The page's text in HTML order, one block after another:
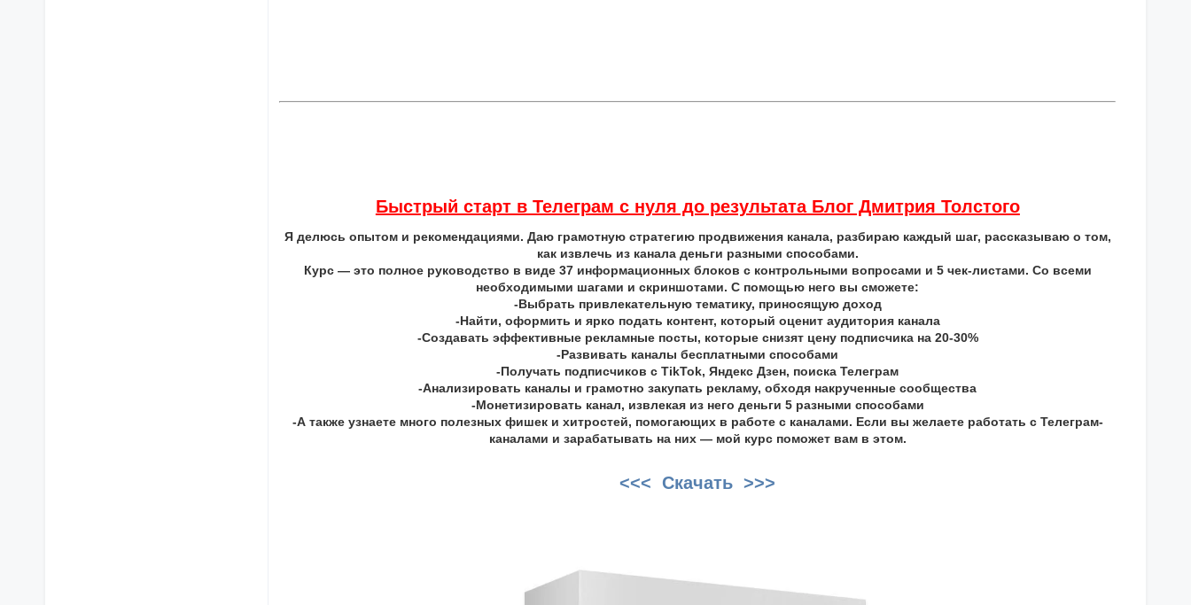
Быстрый старт в Телеграм с нуля до результата Блог Дмитрия Толстого
Я делюсь опытом и рекомендациями. Даю грамотную стратегию продвижения канала, разбираю каждый шаг, рассказываю о том,
как извлечь из канала деньги разными способами.
Курс — это полное руководство в виде 37 информационных блоков с контрольными вопросами и 5 чек-листами. Со всеми
необходимыми шагами и скриншотами. С помощью него вы сможете:
-Выбрать привлекательную тематику, приносящую доход
-Найти, оформить и ярко подать контент, который оценит аудитория канала
-Создавать эффективные рекламные посты, которые снизят цену подписчика на 20-30%
-Развивать каналы бесплатными способами
-Получать подписчиков с TikTok, Яндекс Дзен, поиска Телеграм
-Анализировать каналы и грамотно закупать рекламу, обходя накрученные сообщества
-Монетизировать канал, извлекая из него деньги 5 разными способами
-А также узнаете много полезных фишек и хитростей, помогающих в работе с каналами. Если вы желаете работать с Телеграм-
каналами и зарабатывать на них — мой курс поможет вам в этом.
<<< Скачать >>>